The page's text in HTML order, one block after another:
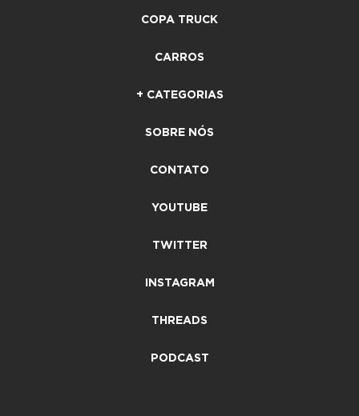
COPA TRUCK
CARROS
+ CATEGORIAS
SOBRE NÓS
CONTATO
YOUTUBE
TWITTER
INSTAGRAM
THREADS
PODCAST